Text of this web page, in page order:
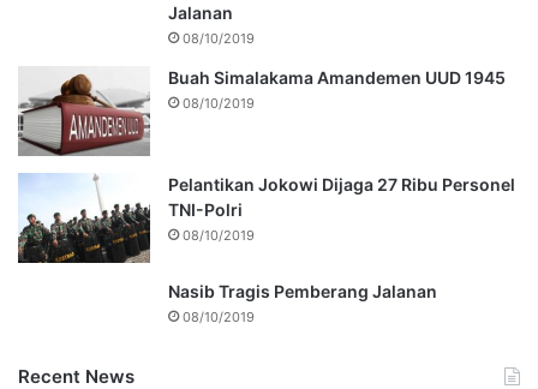
Jalanan
08/10/2019
Buah Simalakama Amandemen UUD 1945
08/10/2019
Pelantikan Jokowi Dijaga 27 Ribu Personel
TNI-Polri
08/10/2019
Nasib Tragis Pemberang Jalanan
08/10/2019
Recent News